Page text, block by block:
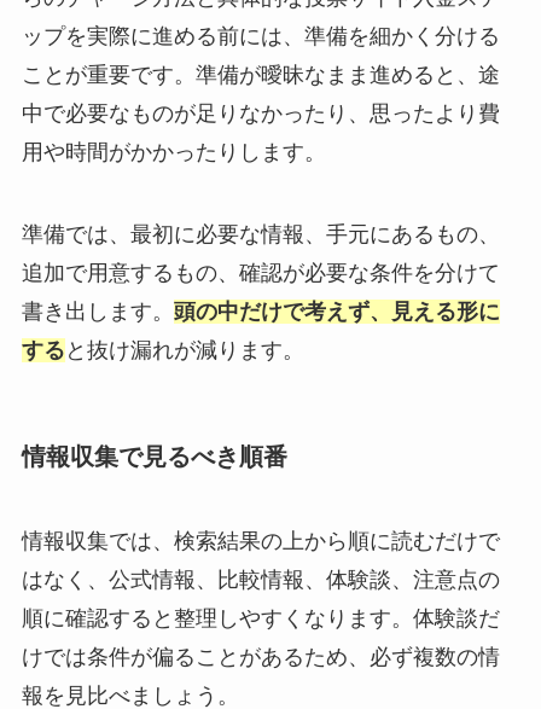
ップを実際に進める前には、準備を細かく分ける
ことが重要です。準備が曖昧なまま進めると、途
中で必要なものが足りなかったり、思ったより費
用や時間がかかったりします。
準備では、最初に必要な情報、手元にあるもの、
追加で用意するもの、確認が必要な条件を分けて
書き出します。 頭の中だけで考えず、見える形に
する と抜け漏れが減ります。
情報収集で見るべき順番
情報収集では、検索結果の上から順に読むだけで
はなく、公式情報、比較情報、体験談、注意点の
順に確認すると整理しやすくなります。体験談だ
けでは条件が偏ることがあるため、必ず複数の情
報を見比べましょう。